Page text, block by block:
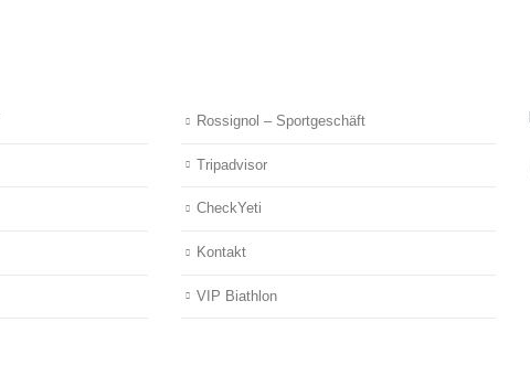
Rossignol – Sportgeschäft
Tripadvisor
CheckYeti
Kontakt
VIP Biathlon